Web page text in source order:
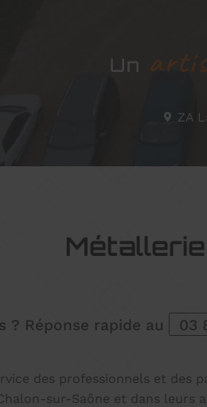
Un
ZA
? Réponse rapide au 03
des professionnels et des
sur-Saône et dans leurs